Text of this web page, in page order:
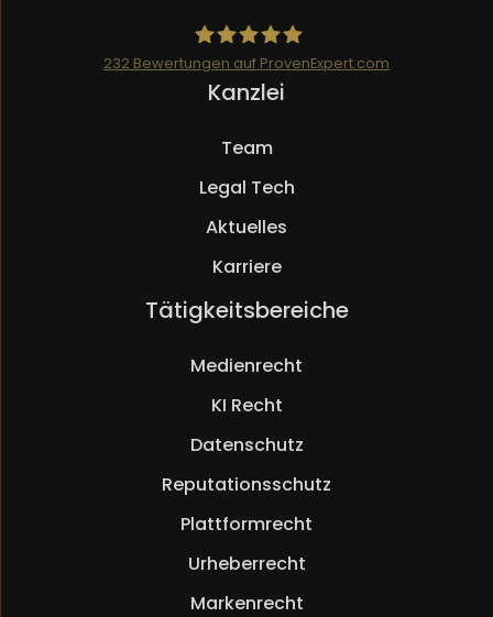
Mueller.legal
232 Bewertungen auf ProvenExpert.com
Kanzlei
Team
Legal Tech
Aktuelles
Karriere
Tätigkeitsbereiche
Medienrecht
KI Recht
Datenschutz
Reputationsschutz
Plattformrecht
Urheberrecht
Markenrecht